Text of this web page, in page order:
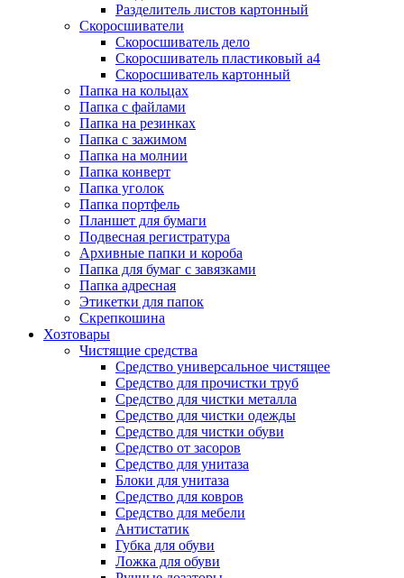
Разделитель листов картонный
Скоросшиватели
Скоросшиватель дело
Скоросшиватель пластиковый а4
Скоросшиватель картонный
Папка на кольцах
Папка с файлами
Папка на резинках
Папка с зажимом
Папка на молнии
Папка конверт
Папка уголок
Папка портфель
Планшет для бумаги
Подвесная регистратура
Архивные папки и короба
Папка для бумаг с завязками
Папка адресная
Этикетки для папок
Скрепкошина
Хозтовары
Чистящие средства
Средство универсальное чистящее
Средство для прочистки труб
Средство для чистки металла
Средство для чистки одежды
Средство для чистки обуви
Средство от засоров
Средство для унитаза
Блоки для унитаза
Средство для ковров
Средство для мебели
Антистатик
Губка для обуви
Ложка для обуви